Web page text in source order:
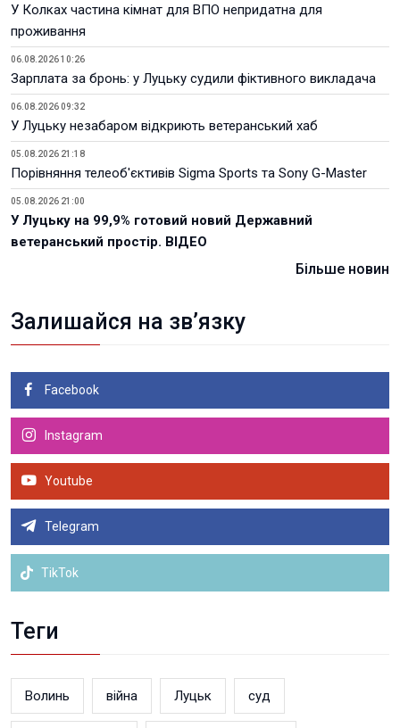
У Колках частина кімнат для ВПО непридатна для
проживання
06.08.2026 10:26
Зарплата за бронь: у Луцьку судили фіктивного викладача
06.08.2026 09:32
У Луцьку незабаром відкриють ветеранський хаб
05.08.2026 21:18
Порівняння телеоб'єктивів Sigma Sports та Sony G-Master
05.08.2026 21:00
У Луцьку на 99,9% готовий новий Державний
ветеранський простір. ВІДЕО
Більше новин
Залишайся на зв’язку
Facebook
Instagram
Youtube
Telegram
TikTok
Теги
Волинь війна Луцьк суд